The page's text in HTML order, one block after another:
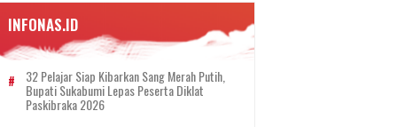
INFONAS.ID
32 Pelajar Siap Kibarkan Sang Merah Putih,
Bupati Sukabumi Lepas Peserta Diklat
Paskibraka 2026